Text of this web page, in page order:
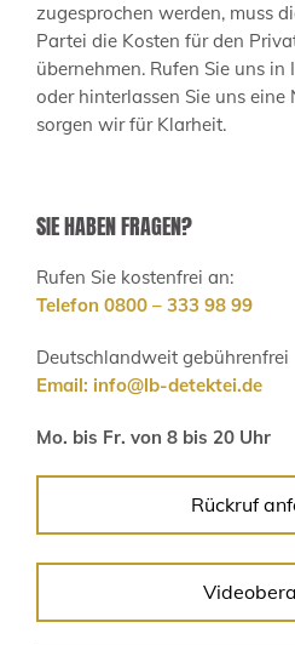
zugesprochen werden, muss
Partei die Kosten für den
übernehmen. Rufen Sie uns
oder hinterlassen Sie uns eine
sorgen wir für Klarheit.
SIE HABEN FRAGEN?
Rufen Sie kostenfrei an:
Telefon 0800 – 333 98 99
Deutschlandweit gebührenfrei
Email: info@lb-detektei.de
Mo. bis Fr. von 8 bis 20 Uhr
Rückruf